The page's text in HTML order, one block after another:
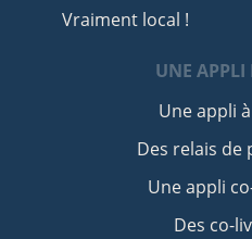
Vraiment local !
UNE APPLI
Une appli
Des relais
Des co-
Une appli